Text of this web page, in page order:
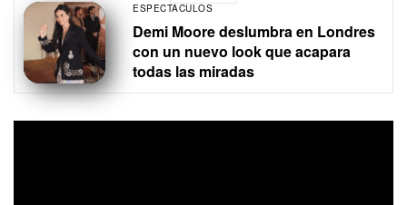
ESPECTÁCULOS
Demi Moore deslumbra en Londres
con un nuevo look que acapara
todas las miradas